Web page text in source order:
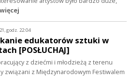
godz. 22:04
edukatorów sztuki w
[POSŁUCHAJ]
z dziećmi i młodzieżą z terenu
związani z Międzynarodowym Festiwalem